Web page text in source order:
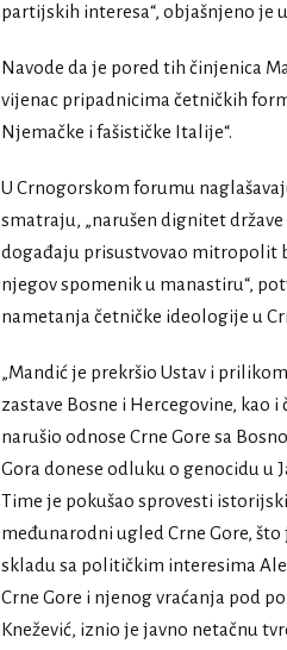
partijskih interesa“, objašnjeno je
Navode da je pored tih činjenica
vijenac pripadnicima četničkih
Njemačke i fašističke Italije“.
U Crnogorskom forumu
smatraju, „narušen dignitet
događaju prisustvovao mitropolit
njegov spomenik u manastiru“,
nametanja četničke ideologije u
„Mandić je prekršio Ustav i
zastave Bosne i Hercegovine, kao
narušio odnose Crne Gore sa
Gora donese odluku o genocidu u
Time je pokušao sprovesti
međunarodni ugled Crne Gore,
skladu sa političkim interesima
Crne Gore i njenog vraćanja pod
Knežević, iznio je javno netačnu